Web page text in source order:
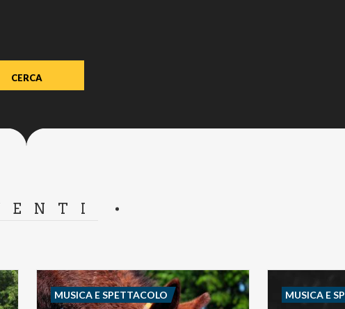
MUSICA E SPETTACOLO MUSICA E